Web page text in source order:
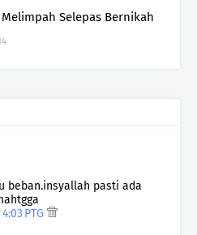
Melimpah Selepas Bernikah
beban.insyallah pasti ada
PTG